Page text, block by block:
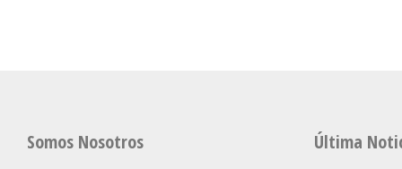
Somos Nosotros Última